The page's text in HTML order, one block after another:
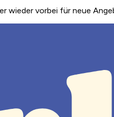
wieder vorbei für neue